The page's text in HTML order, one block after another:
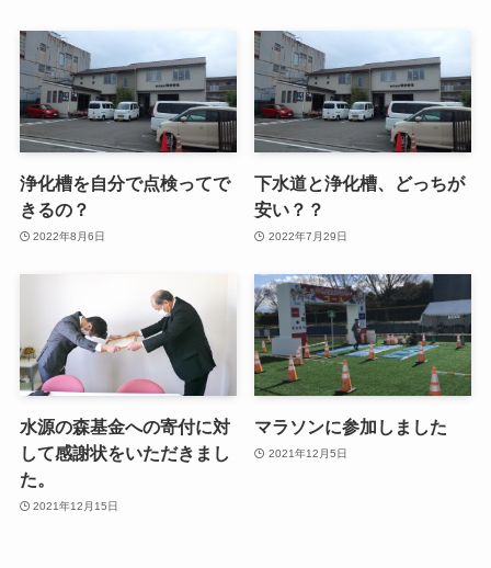
浄化槽を自分で点検ってで
きるの？
2022年8月6日
下水道と浄化槽、どっちが
安い？？
2022年7月29日
水源の森基金への寄付に対
して感謝状をいただきまし
た。
2021年12月15日
マラソンに参加しました
2021年12月5日